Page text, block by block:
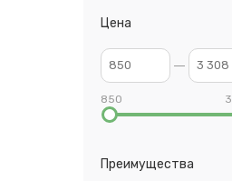
Цена
850
Преимущества